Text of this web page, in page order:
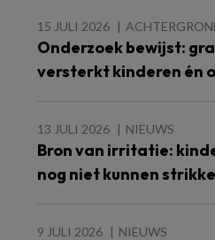
15 JULI 2026
Onderzoek bewijst:
versterkt kinderen én
13 JULI 2026 NIEUWS
Bron van irritatie:
nog niet kunnen
9 JULI 2026 NIEUWS